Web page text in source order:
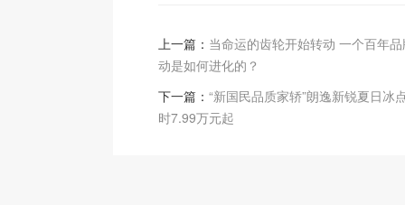
上一篇： 当命运的齿轮开始转动 一个百年
动是如何进化的？
下一篇： “新国民品质家轿”朗逸新锐夏日冰
时7.99万元起